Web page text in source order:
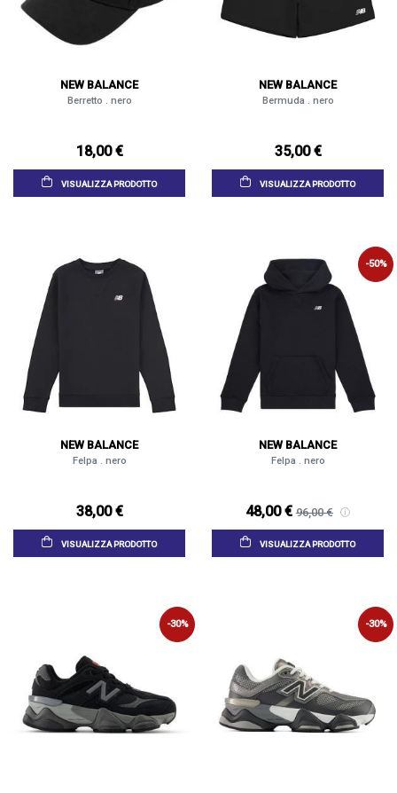
NEW BALANCE
Berretto . nero
18,00 €
VISUALIZZA PRODOTTO
NEW BALANCE
Bermuda . nero
35,00 €
VISUALIZZA PRODOTTO
NEW BALANCE
Felpa . nero
38,00 €
VISUALIZZA PRODOTTO
-50%
NEW BALANCE
Felpa . nero
48,00 € 96,00 €
VISUALIZZA PRODOTTO
-30% -30%